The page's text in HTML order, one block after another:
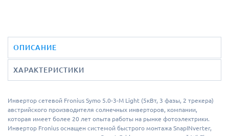
ОПИСАНИЕ
ХАРАКТЕРИСТИКИ
Инвертор сетевой Fronius Symo 5.0-3-M Light (5кВт, 3 фазы, 2 трекера)
австрийского производителя солнечных инверторов, компании,
которая имеет более 20 лет опыта работы на рынке фотоэлектрики.
Инвертор Fronius оснащен системой быстрого монтажа SnapINverter,